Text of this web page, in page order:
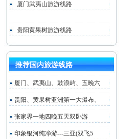
厦门武夷山旅游线路
贵阳黄果树旅游线路
推荐国内旅游线路
厦门、武夷山、鼓浪屿、五晚六
贵阳、黄果树亚洲第一大瀑布、
张家界一地四晚五天双卧游
印象银河纯净游---三亚(双飞5